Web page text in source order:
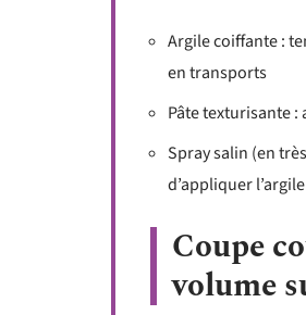
Argile coiffante :
en transports
Pâte texturisante
Spray salin (en
d’appliquer l’argile
Coupe
volume